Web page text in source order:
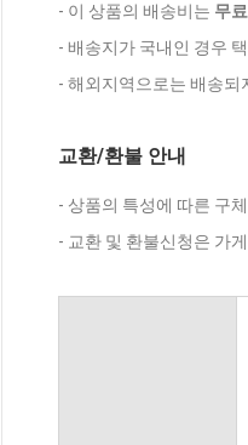
- 이 상품의 배송비는 무료
- 배송지가 국내인 경우
- 해외지역으로는 배송되
교환/환불 안내
- 상품의 특성에 따른 구
- 교환 및 환불신청은 가